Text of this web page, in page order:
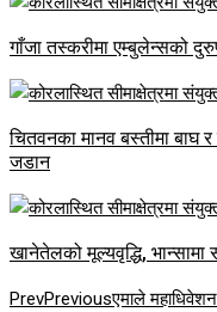
गाँजा तस्करीमा एम्बुलेन्सको
चितवनका मानव बस्तीमा बाघ
जडान
खानेतेलको मूल्यवृद्धि, भान्सामा
PrevPreviousएमाले